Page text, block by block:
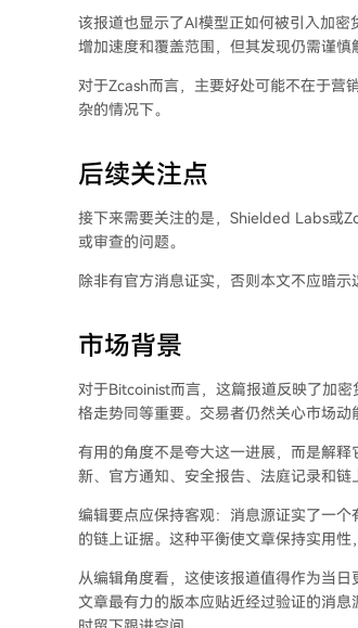
该报道也显示了AI模型正如何被引入加
增加速度和覆盖范围，但其发现仍需谨慎
对于Zcash而言，主要好处可能不在于营
杂的情况下。
后续关注点
接下来需要关注的是，Shielded Labs或
或审查的问题。
除非有官方消息证实，否则本文不应暗
市场背景
对于Bitcoinist而言，这篇报道反映了加
格走势同等重要。交易者仍然关心市场动
有用的角度不是夸大这一进展，而是解
新、官方通知、安全报告、法庭记录和链
编辑要点应保持客观：消息源证实了一
的链上证据。这种平衡使文章保持实用性
从编辑角度看，这使该报道值得作为当
文章最有力的版本应贴近经过验证的消